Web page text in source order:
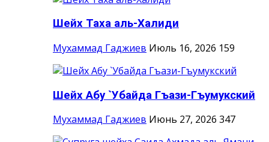
Шейх Таха аль-Халиди
Мухаммад Гаджиев Июль 16, 2026 159
Шейх Абу `Убайда Гъази-Гъумукский
Мухаммад Гаджиев Июнь 27, 2026 347